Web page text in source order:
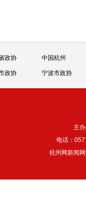
政协 中国杭州
政协 宁波市政协
主
电话：
杭州网新闻